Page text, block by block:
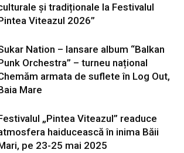
și tradiționale la Festivalul
Viteazul 2026”
Nation – lansare album “Balkan
Orchestra” – turneu național
armata de suflete în Log Out,
Mare
„Pintea Viteazul” readuce
haiducească în inima Băii
pe 23-25 mai 2025